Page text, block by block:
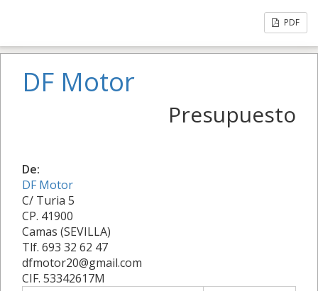
PDF
DF Motor
Presupuesto
De:
DF Motor
C/ Turia 5
CP. 41900
Camas (SEVILLA)
Tlf. 693 32 62 47
dfmotor20@gmail.com
CIF. 53342617M